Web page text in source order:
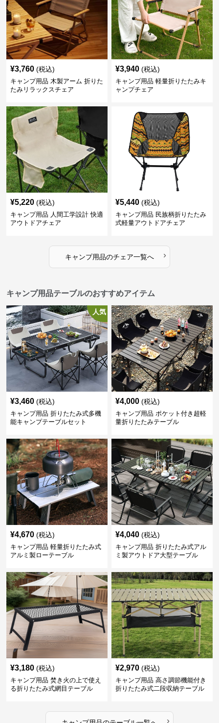
¥3,760 (税込)
キャンプ用品 木製アーム 折りた
たみリラックスチェア
¥3,940 (税込)
キャンプ用品 軽量折りたたみキ
ャンプチェア
¥5,220 (税込)
キャンプ用品 人間工学設計 快適
アウトドアチェア
¥5,440 (税込)
キャンプ用品 民族柄折りたたみ
式軽量アウトドアチェア
キャンプ用品のチェア一覧へ ›
キャンプ用品テーブルのおすすめアイテム
人気
¥3,460 (税込)
キャンプ用品 折りたたみ式多機
能キャンプテーブルセット
¥4,000 (税込)
キャンプ用品 ポケット付き超軽
量折りたたみテーブル
¥4,670 (税込)
キャンプ用品 軽量折りたたみ式
アルミ製ローテーブル
¥4,040 (税込)
キャンプ用品 折りたたみ式アル
ミ製アウトドア大型テーブル
¥3,180 (税込)
キャンプ用品 焚き火の上で使え
る折りたたみ式網目テーブル
¥2,970 (税込)
キャンプ用品 高さ調節機能付き
折りたたみ式二段収納テーブル
›